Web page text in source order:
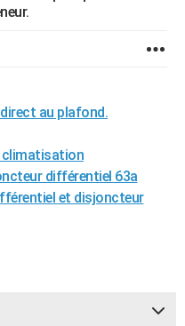
au plafond.
climatisation
différentiel 63a
et disjoncteur